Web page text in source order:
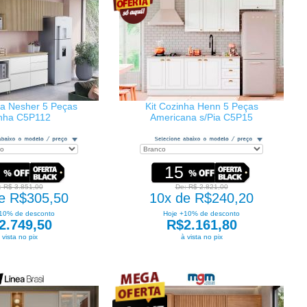
Nesher 5 Peças
C5P112
R$ 3.851,00
R$305,50
de desconto
vista no pix
Kit Cozinha Henn 5 Peças
Americana s/Pia C5P15
15
De: R$ 2.821,00
10x de R$240,20
Hoje +10% de desconto
R$2.161,80
à vista no pix